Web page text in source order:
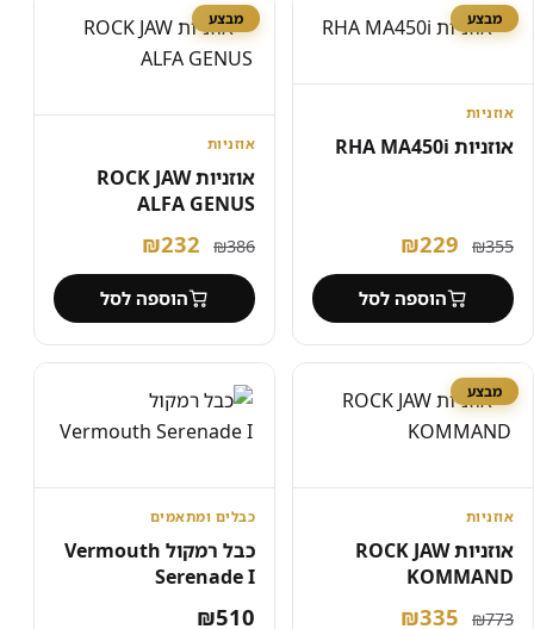
מבצע
אוזניות
אוזניות RHA MA450i
₪355
המחיר
המקורי
היה:
₪355.
₪229
הנוכחי
הוא:
₪229.
הוספה לסל
מבצע
אוזניות
אוזניות ROCK JAW
ALFA GENUS
₪386
המחיר
המקורי
היה:
₪386.
₪232
הנוכחי
הוא:
₪232.
הוספה לסל
מבצע
אוזניות
אוזניות ROCK JAW
KOMMAND
₪773
המחיר
₪335
כבלים ומתאמים
כבל רמקול Vermouth
Serenade I
₪510